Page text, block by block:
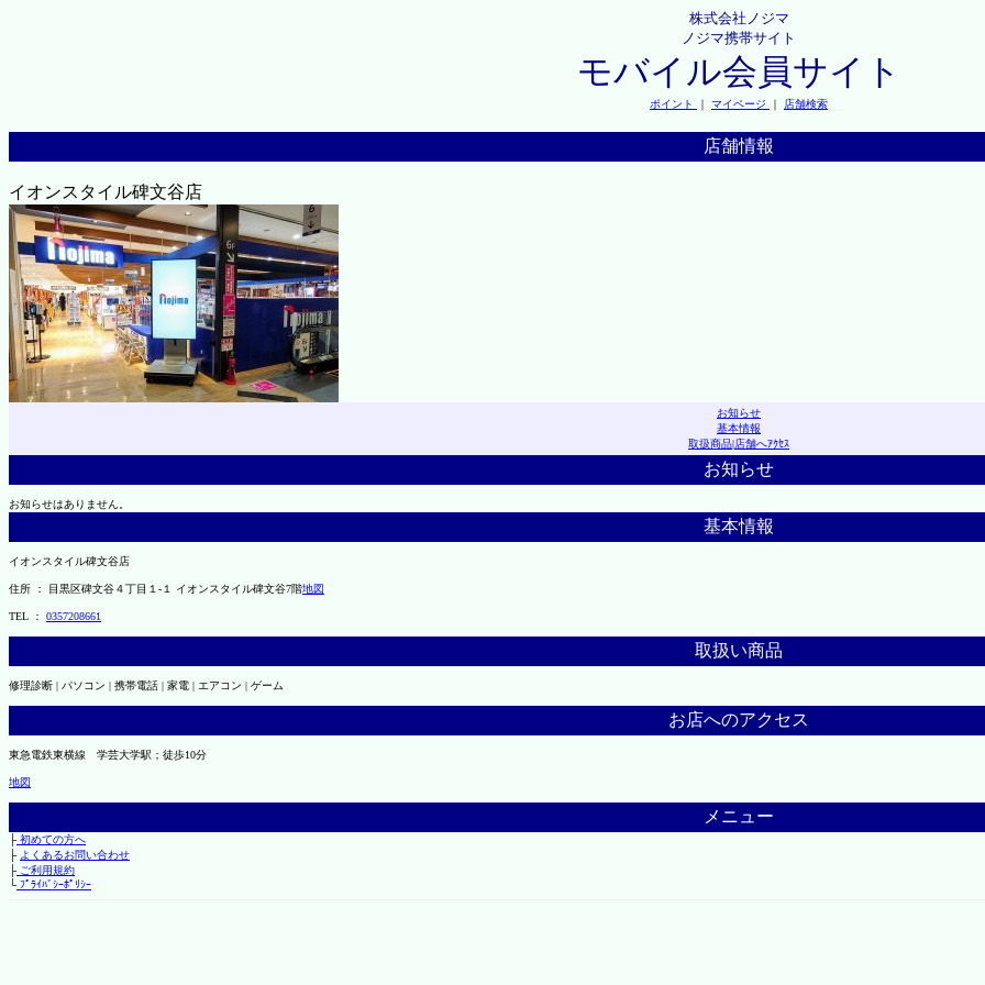
株式会社ノジマ
ノジマ携帯サイト
モバイル会員サイト
ポイント ｜ マイページ ｜ 店舗検索
店舗情報
イオンスタイル碑文谷店
お知らせ
基本情報
取扱商品|店舗へｱｸｾｽ
お知らせ
お知らせはありません。
基本情報
イオンスタイル碑文谷店
住所 ： 目黒区碑文谷４丁目１-１ イオンスタイル碑文谷7階地図
TEL ： 0357208661
取扱い商品
修理診断 | パソコン | 携帯電話 | 家電 | エアコン | ゲーム
お店へのアクセス
東急電鉄東横線 学芸大学駅；徒歩10分
地図
メニュー
├初めての方へ
├ よくあるお問い合わせ
├ご利用規約
└ﾌﾟﾗｲﾊﾞｼｰﾎﾟﾘｼｰ